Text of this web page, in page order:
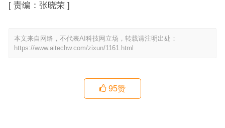
[ 责编：张晓荣]
本文来自网络，不代表AI科技网立场，转载请注明出处：
https://www.aitechw.com/zixun/1161.html
95赞